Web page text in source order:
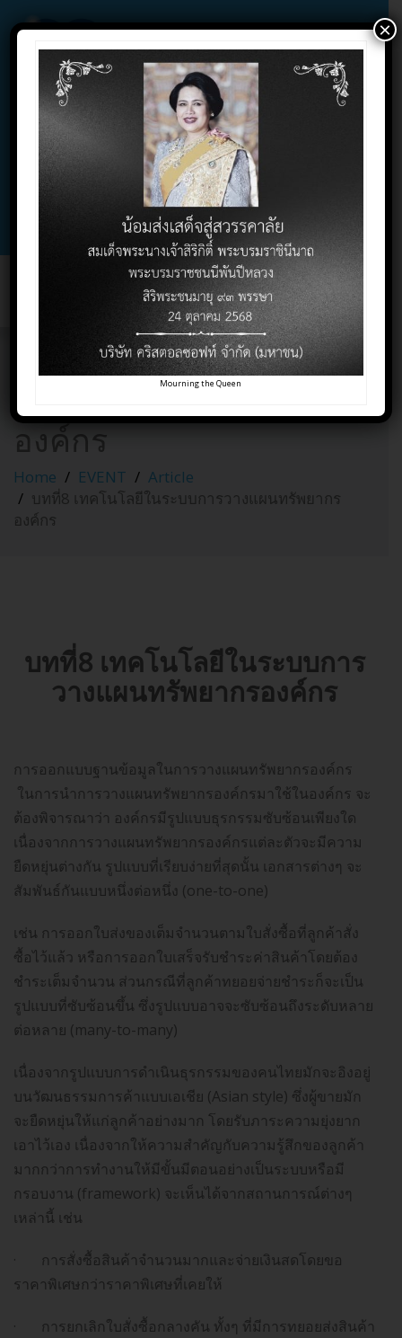
02-732-1900 , 02-732-1800 , 086-325-9004
Contact Click Support Click
Toggle
บทที่8 เทคโนโลยีในระบบ
การวางแผนทรัพยากร
องค์กร
Home EVENT
Article
บทที่8 เทคโนโลยีในระบบการวางแผนทรัพยากร
องค์กร
บทที่8 เทคโนโลยีในระบบการ
วางแผนทรัพยากรองค์กร
การออกแบบฐานข้อมูลในการวางแผนทรัพยากรองค์กร
ในการนำการวางแผนทรัพยากรองค์กรมาใช้ในองค์กร จะ
ต้องพิจารณาว่า องค์กรมีรูปแบบธุรกรรมซับซ้อนเพียงใด
เนื่องจากการวางแผนทรัพยากรองค์กรแต่ละตัวจะมีความ
ยืดหยุ่นต่างกัน รูปแบบที่เรียบง่ายที่สุดนั้น เอกสารต่างๆ จะ
สัมพันธ์กันแบบหนึ่งต่อหนึ่ง (one-to-one)
เช่น การออกใบส่งของเต็มจำนวนตามใบสั่งซื้อที่ลูกค้าสั่ง
ซื้อไว้แล้ว หรือการออกใบเสร็จรับชำระค่าสินค้าโดยต้อง
ชำระเต็มจำนวน ส่วนกรณีที่ลูกค้าทยอยจ่ายชำระก็จะเป็น
รูปแบบที่ซับซ้อนขึ้น ซึ่งรูปแบบอาจจะซับซ้อนถึงระดับหลาย
ต่อหลาย (many-to-many)
เนื่องจากรูปแบบการดำเนินธุรกรรมของคนไทยมักจะอิงอยู่
บนวัฒนธรรมการค้าแบบเอเชีย (Asian style) ซึ่งผู้ขายมัก
จะยืดหยุ่นให้แก่ลูกค้าอย่างมาก โดยรับภาระความยุ่งยาก
เอาไว้เอง เนื่องจากให้ความสำคัญกับความรู้สึกของลูกค้า
มากกว่าการทำงานให้มีขั้นมีตอนอย่างเป็นระบบหรือมี
กรอบงาน (framework) จะเห็นได้จากสถานการณ์ต่างๆ
เหล่านี้ เช่น
· การสั่งซื้อสินค้าจำนวนมากและจ่ายเงินสดโดยขอ
ราคาพิเศษกว่าราคาพิเศษที่เคยให้
· การยกเลิกใบสั่งซื้อกลางคัน ทั้งๆ ที่มีการทยอยส่งสินค้า
Mourning the Queen
×